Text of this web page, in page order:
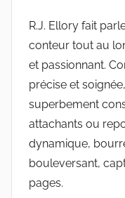
R.J. Ellory fait
conteur tout au
et passionnant.
précise et
superbement
attachants ou
dynamique,
bouleversant,
pages.